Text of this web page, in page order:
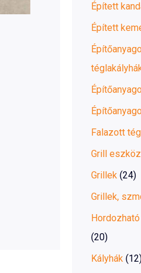
Épített
Épített
Falazott
Grill
Grillek (24)
Grillek,
(20)
Kályhák